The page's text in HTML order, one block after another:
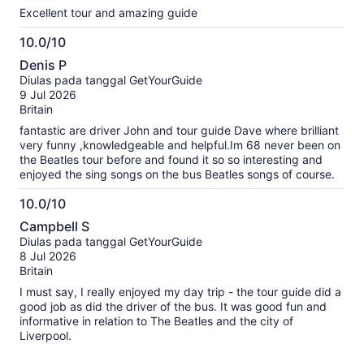
Excellent tour and amazing guide
10.0/10
10.0
dari
10
Denis P
Diulas pada tanggal GetYourGuide
9 Jul 2026
Britain
fantastic are driver John and tour guide Dave where brilliant
very funny ,knowledgeable and helpful.Im 68 never been on
the Beatles tour before and found it so so interesting and
enjoyed the sing songs on the bus Beatles songs of course.
10.0/10
10.0
dari
10
Campbell S
Diulas pada tanggal GetYourGuide
8 Jul 2026
Britain
I must say, I really enjoyed my day trip - the tour guide did a
good job as did the driver of the bus. It was good fun and
informative in relation to The Beatles and the city of
Liverpool.